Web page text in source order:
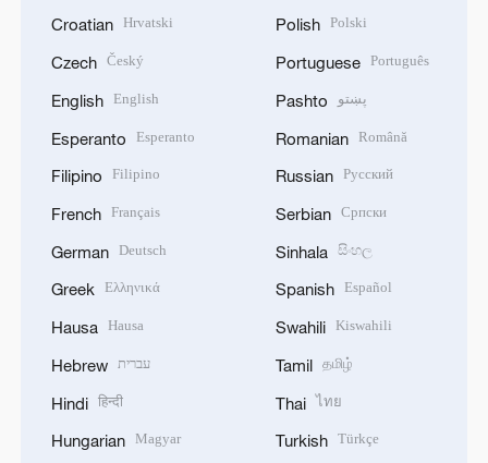
Croatian Hrvatski
Czech Český
English English
Esperanto Esperanto
Filipino Filipino
French Français
German Deutsch
Greek Ελληνικά
Hausa Hausa
Hebrew עברית
Hindi हिन्दी
Hungarian Magyar
Polish Polski
Portuguese Português
Pashto پښتو
Romanian Română
Russian Русский
Serbian Српски
Sinhala සිංහල
Spanish Español
Swahili Kiswahili
Tamil தமிழ்
Thai ไทย
Turkish Türkçe